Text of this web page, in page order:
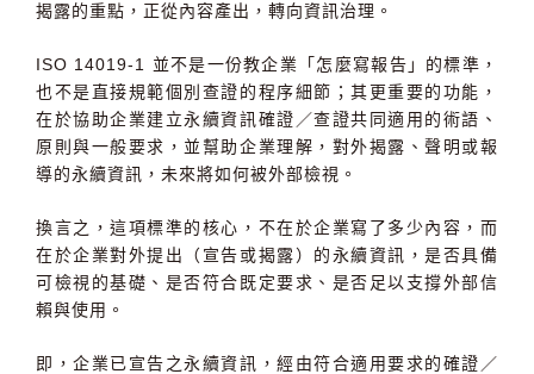
揭露的重點，正從內容產出，轉向資訊治理。
ISO 14019-1 並不是一份教企業「怎麼寫報告」的標準，
也不是直接規範個別查證的程序細節；其更重要的功能，
在於協助企業建立永續資訊確證／查證共同適用的術語、
原則與一般要求，並幫助企業理解，對外揭露、聲明或報
導的永續資訊，未來將如何被外部檢視。
換言之，這項標準的核心，不在於企業寫了多少內容，而
在於企業對外提出（宣告或揭露）的永續資訊，是否具備
可檢視的基礎、是否符合既定要求、是否足以支撐外部信
賴與使用。
即，企業已宣告之永續資訊，經由符合適用要求的確證／